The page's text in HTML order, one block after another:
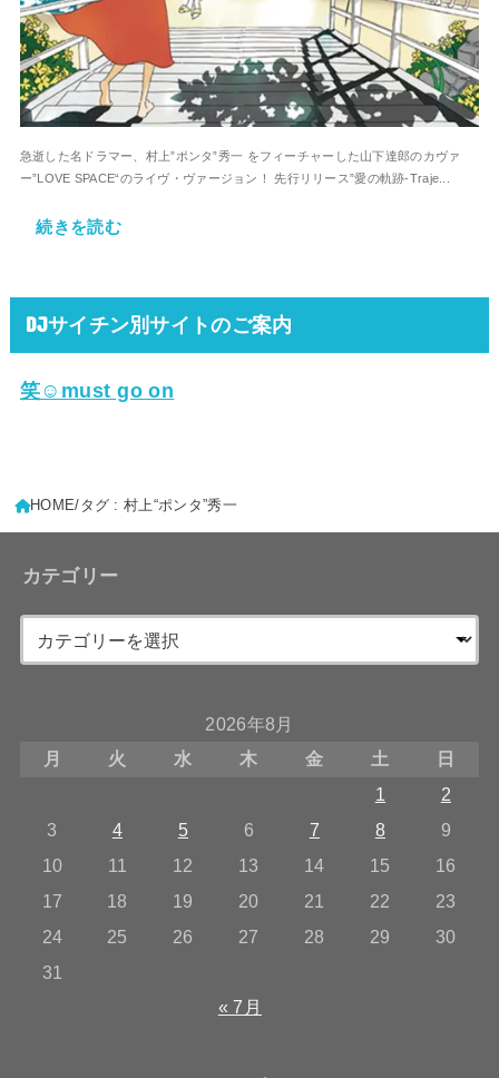
急逝した名ドラマー、村上”ポンタ”秀一 をフィーチャーした山下達郎のカヴァ
ー”LOVE SPACE“のライヴ・ヴァージョン！ 先行リリース”愛の軌跡-Traje...
続きを読む
DJサイチン別サイトのご案内
笑☺must go on
HOME タグ : 村上“ポンタ”秀一
カテゴリー
2026年8月
月
火 水 木 金 土
日
1
2
3
4 5 6 7 8
9
10
11 12 13 14 15
16
17
18 19 20 21 22
23
24
25 26 27 28 29
30
31
« 7月